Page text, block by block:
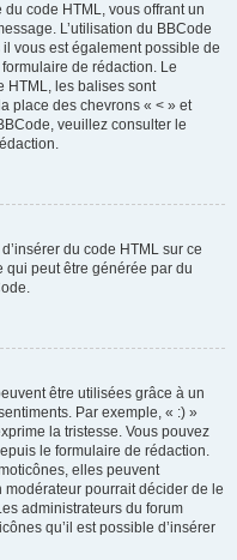
code HTML, vous offrant un
L’utilisation du BBCode
vous est également possible de
de rédaction. Le
HTML, les balises sont
place des chevrons « < » et
veuillez consulter le
du code HTML sur ce
qui peut être générée par du
être utilisées grâce à un
Par exemple, « :) »
la tristesse. Vous pouvez
le formulaire de rédaction.
elles peuvent
pourrait décider de le
administrateurs du forum
qu’il est possible d’insérer